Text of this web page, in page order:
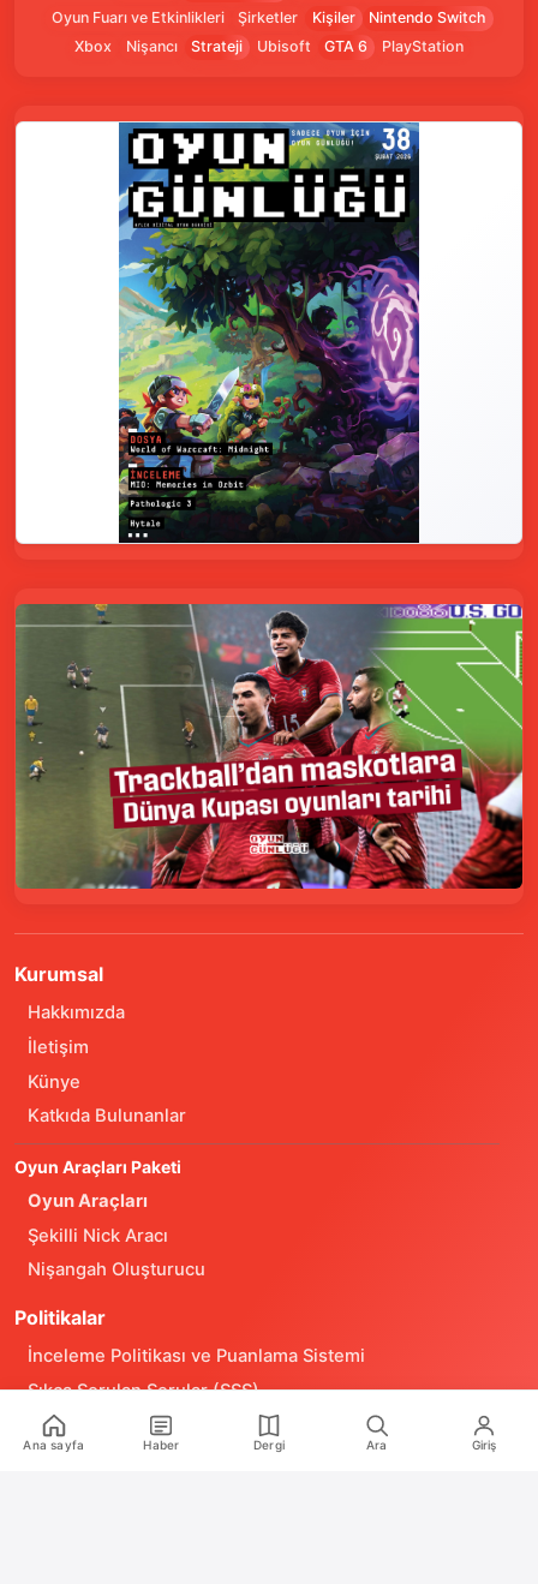
Oyun Fuarı ve Etkinlikleri
Şirketler Kişiler
Nintendo Switch
Xbox
Nişancı Strateji Ubisoft GTA 6 PlayStation
Kurumsal
Hakkımızda
İletişim
Künye
Katkıda Bulunanlar
Oyun Araçları Paketi
Oyun Araçları
Şekilli Nick Aracı
Nişangah Oluşturucu
Politikalar
İnceleme Politikası ve Puanlama Sistemi
Sıkça Sorulan Sorular (SSS)
Alıntı ve Yeniden Kullanım Politikası
Site Kullanım Koşulları (Yasal Uyarı)
Ana sayfa Haber Dergi Ara Giriş